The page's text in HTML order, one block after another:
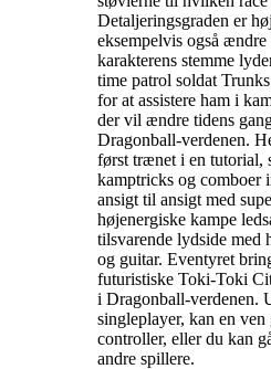
Detaljeringsgraden er
eksempelvis også ændre
karakterens stemme
time patrol soldat
for at assistere ham i
der vil ændre tidens
Dragonball-verdenen.
først trænet i en tutorial,
kamptricks og comboer
ansigt til ansigt med
højenergiske kampe
tilsvarende lydside med
og guitar. Eventyret
futuristiske Toki-Toki
i Dragonball-verdenen.
singleplayer, kan en ven
controller, eller du kan
andre spillere.